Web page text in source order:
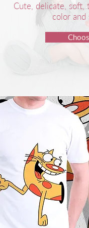
Cute, delicate, soft,
color and